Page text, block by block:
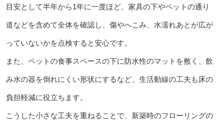
目安として半年から1年に一度ほど、家具の下やペットの通り
道などを含めて全体を確認し、傷やへこみ、水濡れあとが広が
っていないかを点検すると安心です。
また、ペットの食事スペースの下に防水性のマットを敷く、飲
み水の器を倒れにくい形状にするなど、生活動線の工夫も床の
負担軽減に役立ちます。
こうした小さな工夫を重ねることで、新築時のフローリングの